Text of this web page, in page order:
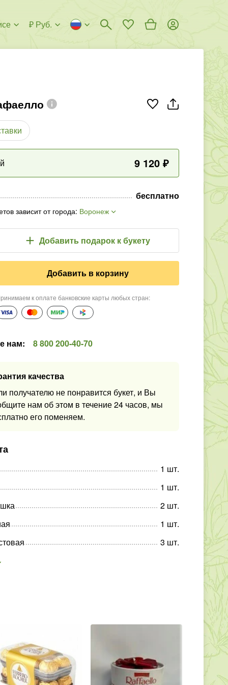
₽ Руб.
9 120 ₽
бесплатно
зависит от города: Воронеж
Добавить подарок к букету
Добавить в корзину
к оплате банковские карты любых стран:
нам: 8 800 200-40-70
качества
получателю не понравится букет, и Вы
нам об этом в течение 24 часов, мы
его поменяем.
1 шт.
1 шт.
2 шт.
1 шт.
3 шт.